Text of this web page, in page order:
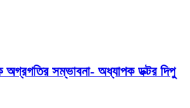
অগ্রগতির সম্ভাবনা- অধ্যাপক ডক্টর দিপু